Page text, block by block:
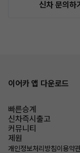
신차 문의하기
이어카 앱 다운로드
빠른승계
신차즉시출고
커뮤니티
제원
개인정보처리방침이용약